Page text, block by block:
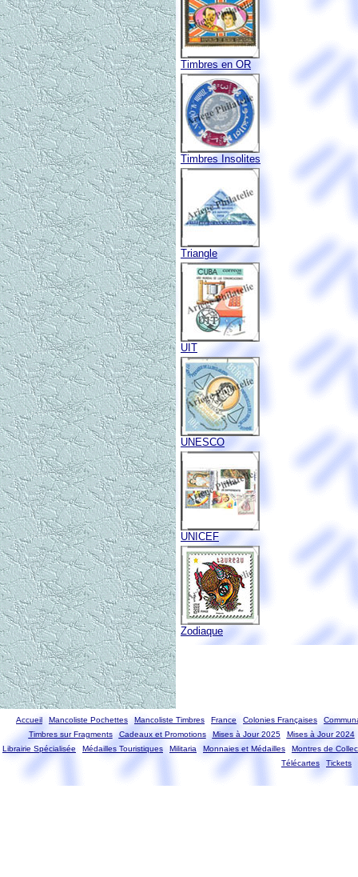
Timbres en OR
Timbres Insolites
Triangle
UIT
UNESCO
UNICEF
Zodiaque
Accueil Mancoliste Pochettes Mancoliste Timbres France Colonies Françaises
Timbres sur Fragments
Cadeaux et Promotions Mises à Jour 2025
Mises à Jour 2024
Librairie Spécialisée
Médailles Touristiques Militaria Monnaies et Médailles
Montres de
Télécartes
Tickets